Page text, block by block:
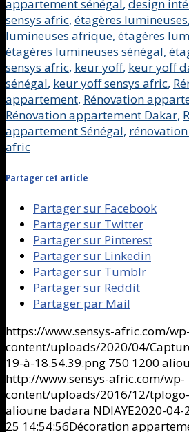
appartement sénégal, design
sensys afric, étagères lumineuses,
lumineuses afrique, étagères
étagères lumineuses sénégal,
sensys afric, keur yoff, keur yoff
sénégal, keur yoff sensys afric,
appartement, Rénovation
Rénovation appartement Dakar,
appartement Sénégal,
afric
Partager cet article
Partager sur Facebook
Partager sur Twitter
Partager sur Pinterest
Partager sur Linkedin
Partager sur Tumblr
Partager sur Reddit
Partager par Mail
https://www.sensys-afric.com/wp-
content/uploads/2020/04/
19-à-18.54.39.png 750 1200
http://www.sensys-afric.com/wp-
content/uploads/2016/12/
alioune badara NDIAYE2020-04-
25 14:54:56Décoration